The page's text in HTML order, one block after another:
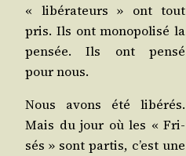
« libé­ra­teurs » ont tout
pris. Ils ont mono­po­li­sé la
pen­sée. Ils ont pen­sé
pour nous.
Nous avons été libé­rés.
Mais du jour où les « Fri­
sés » sont par­tis, c’est une